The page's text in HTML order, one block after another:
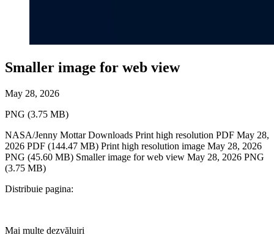
Smaller image for web view
May 28, 2026
PNG (3.75 MB)
​NASA/Jenny Mottar Downloads Print high resolution PDF May 28,
2026 PDF (144.47 MB) Print high resolution image May 28, 2026
PNG (45.60 MB) Smaller image for web view May 28, 2026 PNG
(3.75 MB)
Distribuie pagina:
Mai multe dezvăluiri